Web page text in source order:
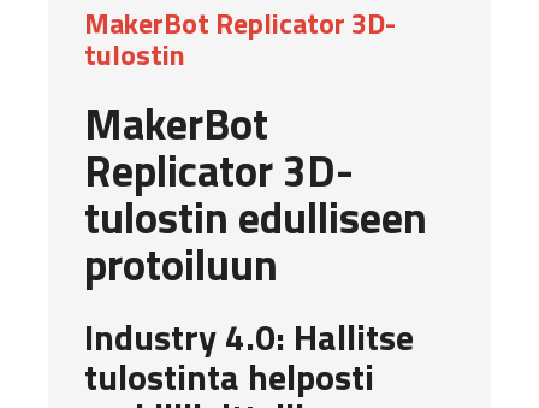
MakerBot Replicator 3D-
tulostin
MakerBot
Replicator 3D-
tulostin edulliseen
protoiluun
Industry 4.0: Hallitse
tulostinta helposti